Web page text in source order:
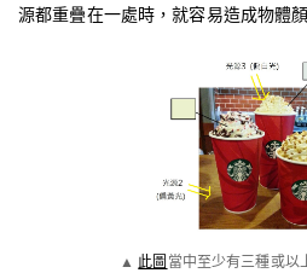
源都重疊在一處時，就容易造成物體
▲ 此圖 當中至少有三種或以